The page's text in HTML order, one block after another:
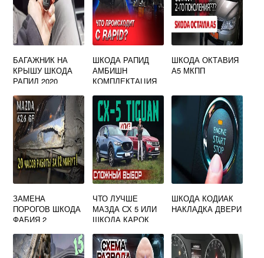
БАГАЖНИК НА
КРЫШУ ШКОДА
РАПИД 2020
ШКОДА РАПИД
АМБИШН
КОМПЛЕКТАЦИЯ
ШКОДА ОКТАВИЯ
А5 МКПП
ЗАМЕНА
ПОРОГОВ ШКОДА
ФАБИЯ 2
ЧТО ЛУЧШЕ
МАЗДА СХ 5 ИЛИ
ШКОДА КАРОК
ШКОДА КОДИАК
НАКЛАДКА ДВЕРИ